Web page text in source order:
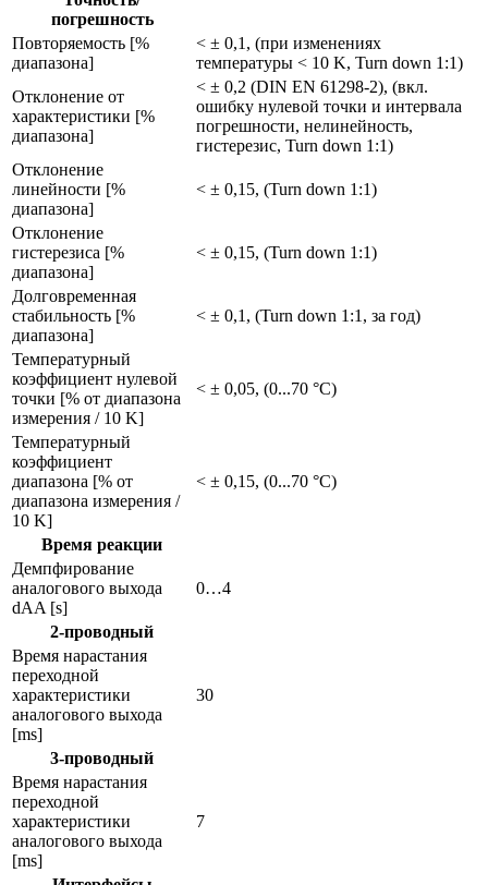
погрешность
Повторяемость [%
диапазона]
< ± 0,1, (при изменениях
температуры < 10 K, Turn down 1:1)
Отклонение от
характеристики [%
диапазона]
< ± 0,2 (DIN EN 61298-2), (вкл.
ошибку нулевой точки и интервала
погрешности, нелинейность,
гистерезис, Turn down 1:1)
Отклонение
линейности [%
диапазона]
< ± 0,15, (Turn down 1:1)
Отклонение
гистерезиса [%
диапазона]
< ± 0,15, (Turn down 1:1)
Долговременная
стабильность [%
диапазона]
< ± 0,1, (Turn down 1:1, за год)
Температурный
коэффициент нулевой
точки [% от диапазона
измерения / 10 K]
< ± 0,05, (0...70 °C)
Температурный
коэффициент
диапазона [% от
диапазона измерения /
10 K]
< ± 0,15, (0...70 °C)
Время реакции
Демпфирование
аналогового выхода
dAA [s]
0…4
2-проводный
Время нарастания
переходной
характеристики
аналогового выхода
[ms]
30
3-проводный
Время нарастания
переходной
характеристики
аналогового выхода
[ms]
7